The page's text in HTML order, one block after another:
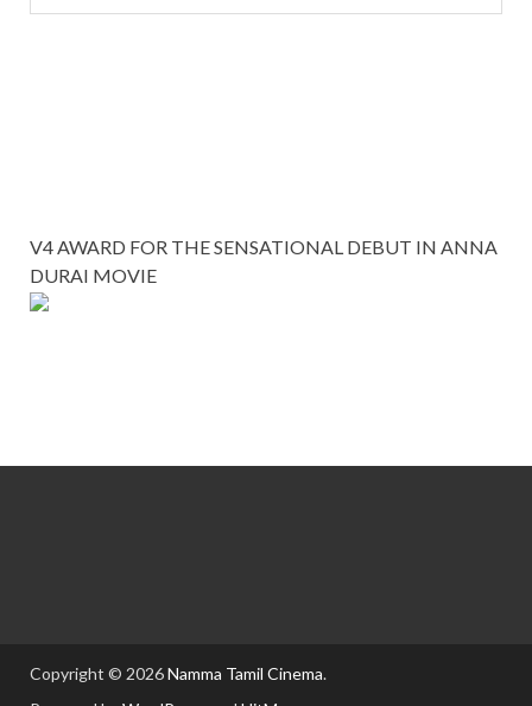
V4 AWARD FOR THE SENSATIONAL DEBUT IN ANNA
DURAI MOVIE
Copyright © 2026Namma Tamil Cinema.